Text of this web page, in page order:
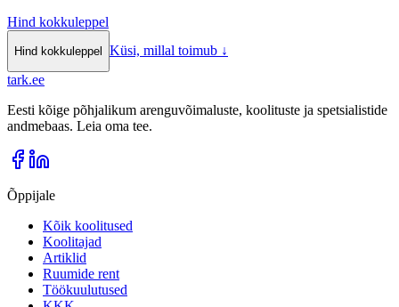
Hind kokkuleppel
Hind kokkuleppel Küsi, millal toimub ↓
tark.ee
Eesti kõige põhjalikum arenguvõimaluste, koolituste ja spetsialistide
andmebaas. Leia oma tee.
Õppijale
Kõik koolitused
Koolitajad
Artiklid
Ruumide rent
Töökuulutused